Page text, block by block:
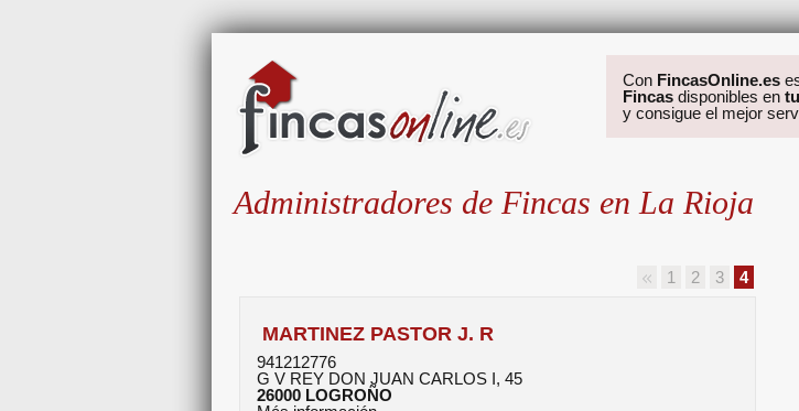
Con FincasOnline.es
Fincasdisponibles en
y consigue el mejor
Administradores de Fincas en La Rioja
1 2 3 4
MARTINEZ PASTOR J. R
941212776
G V REY DON JUAN CARLOS I, 45
26000 LOGROÑO